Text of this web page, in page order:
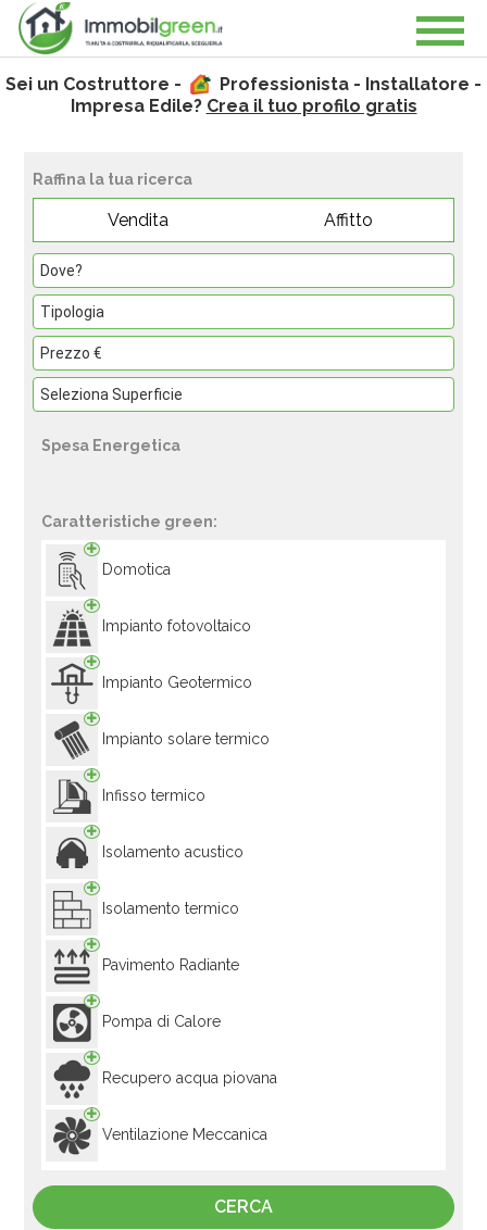
Sei un Costruttore -
Professionista - Installatore -
Impresa Edile? Crea il tuo profilo gratis
Raffina la tua ricerca
Vendita Affitto
Spesa Energetica
Caratteristiche green:
Domotica
Impianto fotovoltaico
Impianto Geotermico
Impianto solare termico
Infisso termico
Isolamento acustico
Isolamento termico
Pavimento Radiante
Pompa di Calore
Recupero acqua piovana
Ventilazione Meccanica